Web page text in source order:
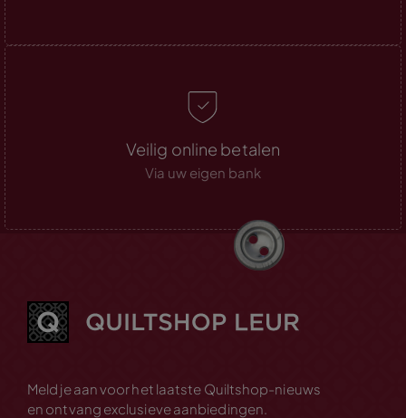
Veilig online betalen
Via uw eigen bank
Meld je aan voor het laatste Quiltshop-nieuws
en ontvang exclusieve aanbiedingen.